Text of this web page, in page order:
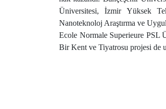
Üniversitesi, İzmir Yüksek
Nanoteknoloj Araştırma ve
Ecole Normale Superieure PSL
Bir Kent ve Tiyatrosu projesi de